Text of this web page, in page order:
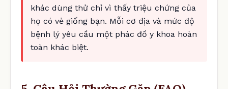
khác dùng thử chỉ vì thấy triệu chứng của
họ có vẻ giống bạn. Mỗi cơ địa và mức độ
bệnh lý yêu cầu một phác đồ y khoa hoàn
toàn khác biệt.